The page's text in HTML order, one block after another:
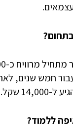
וכעבור חמש שנים,
שקל.
ללמוד?